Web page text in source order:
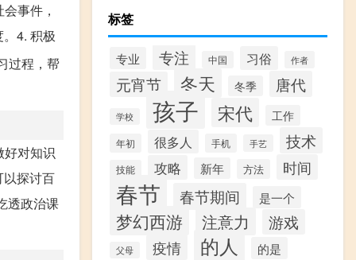
事件，
4. 积极
过程，帮
对知识
探讨百
透政治课
标签
专业 专注 中国 习俗 作者
元宵节 冬天 冬季 唐代
学校 孩子 宋代 工作
年初 很多人 手机 手艺 技术
技能 攻略 新年 方法 时间
春节 春节期间 是一个
梦幻西游 注意力 游戏
父母 疫情 的人 的是